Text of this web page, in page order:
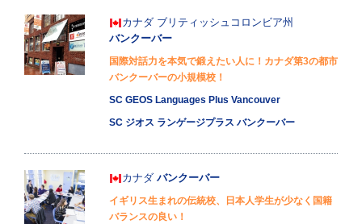
カナダ ブリティッシュコロンビア州
バンクーバー
国際対話力を本気で鍛えたい人に！カナダ第3の都市
バンクーバーの小規模校！
SC GEOS Languages Plus Vancouver
SC ジオス ランゲージプラス バンクーバー
カナダ バンクーバー
イギリス生まれの伝統校、日本人学生が少なく国籍
バランスの良い！